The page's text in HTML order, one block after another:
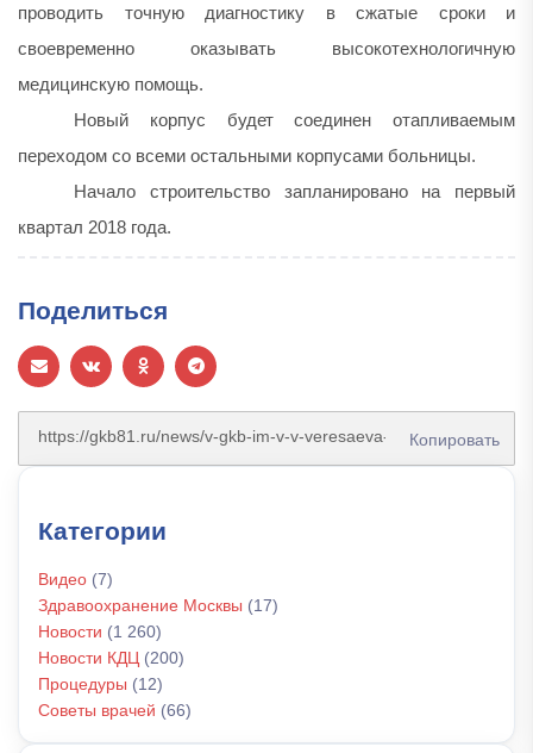
проводить точную диагностику в сжатые сроки и
своевременно оказывать высокотехнологичную
медицинскую помощь.
Новый корпус будет соединен отапливаемым
переходом со всеми остальными корпусами больницы.
Начало строительство запланировано на первый
квартал 2018 года.
Поделиться
Копировать
Категории
Видео (7)
Здравоохранение Москвы (17)
Новости (1 260)
Новости КДЦ (200)
Процедуры (12)
Советы врачей (66)